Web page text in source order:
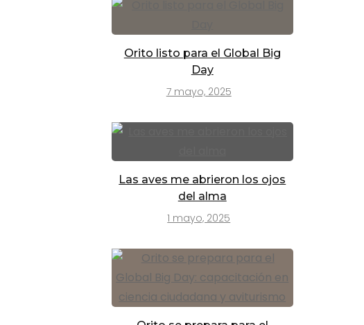
Orito listo para el Global Big
Day
7 mayo, 2025
Las aves me abrieron los ojos
del alma
1 mayo, 2025